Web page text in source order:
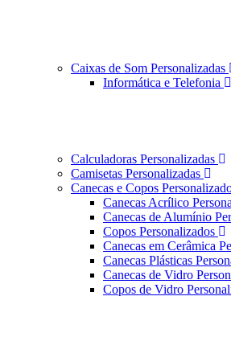
Caixas de Som Personalizadas
Informática e Telefonia
Calculadoras Personalizadas
Camisetas Personalizadas
Canecas e Copos
Canecas Acrílico
Canecas de Alumínio
Copos Personalizados
Canecas em Cerâmica
Canecas Plásticas
Canecas de Vidro
Copos de Vidro